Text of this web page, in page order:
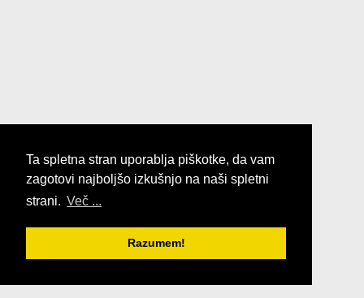
Ta spletna stran uporablja piškotke, da vam
zagotovi najboljšo izkušnjo na naši spletni
strani. Več ...
Razumem!